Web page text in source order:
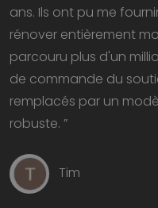
ans. Ils ont pu me
rénover entièrement
parcouru plus d'un
de commande du
remplacés par un
robuste. ”
Tim